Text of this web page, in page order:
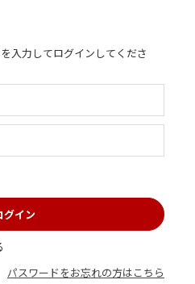
入力してログインしてくださ
パスワードをお忘れの方はこちら